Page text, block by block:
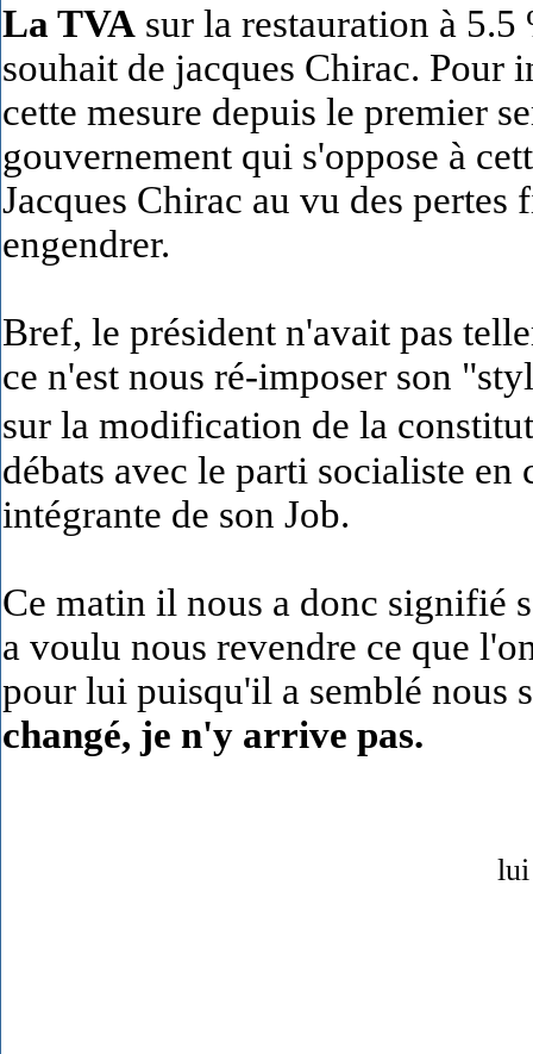
La TVA sur la restauration à
souhait de jacques Chirac. Pour
cette mesure depuis le premier
gouvernement qui s'oppose à
Jacques Chirac au vu des
engendrer.
Bref, le président n'avait pas
ce n'est nous ré-imposer son
sur la modification de la
débats avec le parti socialiste
intégrante de son Job.
Ce matin il nous a donc signifié
a voulu nous revendre ce que
pour lui puisqu'il a semblé nous
changé, je n'y arrive pas.
lui